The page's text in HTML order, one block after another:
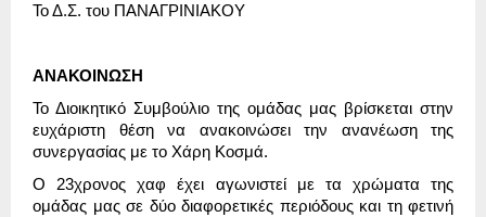
Το Δ.Σ. του ΠΑΝΑΓΡΙΝΙΑΚΟΥ
ΑΝΑΚΟΙΝΩΣΗ
Το Διοικητικό Συμβούλιο της ομάδας μας βρίσκεται στην
ευχάριστη θέση να ανακοινώσει την ανανέωση της
συνεργασίας με το Χάρη Κοσμά.
Ο 23χρονος χαφ έχει αγωνιστεί με τα χρώματα της
ομάδας μας σε δύο διαφορετικές περιόδους και τη φετινή